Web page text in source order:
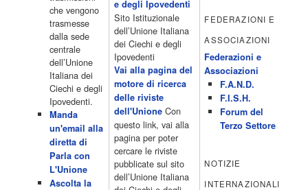
Telefilm: Le strade di San Francisco - Omicidio di primo grado -
Una scuola di paura 16:30 […]
Acor3.it
programmiTv - CANALE 5 4 Dicembre 2022
Programmi 2/3 06.00 TG5/Traffico/Meteo/Borse e monete 08.00
TG5 Mattina 08.40 Mattino Cinque(TG5-Ore 10) 11.00 Forum
13.00 2/3 13.00 TG5 13.40 Beautiful 14.10 Centovetrine 14.45
Uomini e donne 16.15 2/3 16.15 Amici 16.55 Pomeriggio
cinque(All'interno: TG5-5 minuti 17.55) 18.50 Chi vuol essere
milionario 20.00 2/3 20.00 TG5 20.30 Striscia la notizia 21.10
Telefilm:Amiche mie 23.30 2/3 […]
Acor3.it
programmiTv - RETE 4 4 Dicembre 2022
Programmi 05.40 TG4-Rassegna stampa 05.55 Secondo
che vengono
trasmesse
dalla sede
centrale
dell’Unione
Italiana dei
Ciechi e degli
Ipovedenti.
Manda
un'email alla
diretta di
Parla con
L'Unione
Ascolta la
e degli Ipovedenti
Sito Istituzionale
dell’Unione Italiana
dei Ciechi e degli
Ipovedenti
Vai alla pagina del
motore di ricerca
delle riviste
dell'UnioneCon
questo link, vai alla
pagina per poter
cercare le riviste
pubblicate sul sito
dell’Unione Italiana
FEDERAZIONI E
ASSOCIAZIONI
Federazioni e
Associazioni
F.A.N.D.
F.I.S.H.
Forum del
Terzo Settore
NOTIZIE
INTERNAZIONALI